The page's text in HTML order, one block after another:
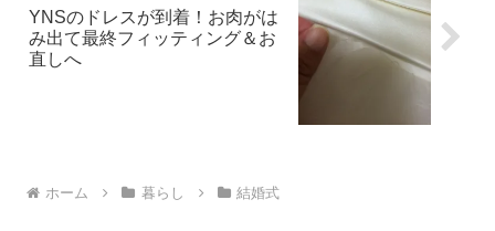
YNSのドレスが到着！お肉がは
み出て最終フィッティング＆お
直しへ
ホーム 暮らし 結婚式